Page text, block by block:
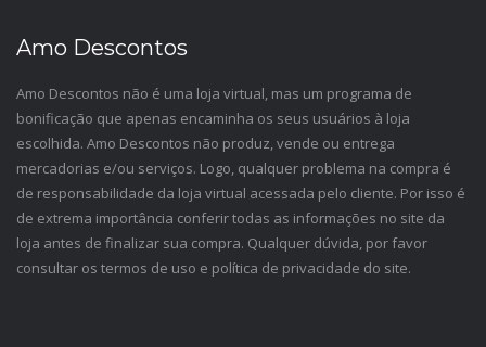
Amo Descontos
Amo Descontos não é uma loja virtual, mas um programa de
bonificação que apenas encaminha os seus usuários à loja
escolhida. Amo Descontos não produz, vende ou entrega
mercadorias e/ou serviços. Logo, qualquer problema na compra é
de responsabilidade da loja virtual acessada pelo cliente. Por isso é
de extrema importância conferir todas as informações no site da
loja antes de finalizar sua compra. Qualquer dúvida, por favor
consultar os termos de uso e política de privacidade do site.